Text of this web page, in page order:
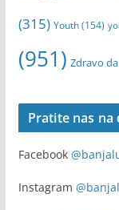
(315) Youth(154)
(951) Zdravo
Pratite nas
Facebook
Instagram